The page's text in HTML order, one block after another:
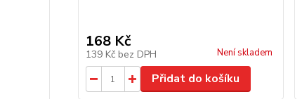
168 Kč
139 Kč bez DPH Není skladem
Přidat do košíku